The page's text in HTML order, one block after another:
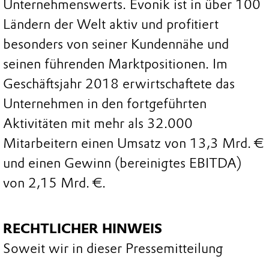
Unternehmenswerts. Evonik ist in über 100
Ländern der Welt aktiv und profitiert
besonders von seiner Kundennähe und
seinen führenden Marktpositionen. Im
Geschäftsjahr 2018 erwirtschaftete das
Unternehmen in den fortgeführten
Aktivitäten mit mehr als 32.000
Mitarbeitern einen Umsatz von 13,3 Mrd. €
und einen Gewinn (bereinigtes EBITDA)
von 2,15 Mrd. €.
RECHTLICHER HINWEIS
Soweit wir in dieser Pressemitteilung